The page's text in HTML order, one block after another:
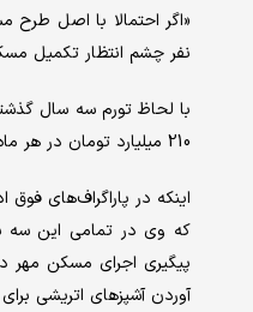
«اگر احتمالا با اصل طرح
نفر چشم انتظار تکمیل
210 میلیارد تومان در هر ماه تنها هزینه نگهداری کارگاه و حداقل فعالیت در پروژه هاست و عملا پروژه ها با آمار موجود نیمه تعطیل اند.
اینکه در پاراگراف‌های
که وی در تمامی این سه
پیگیری اجرای مسکن مهر
آوردن آشپزهای اتریشی